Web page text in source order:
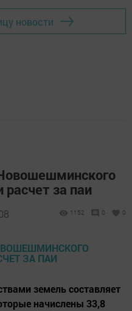
новости
за паи
1152 0 0
земель составляет
начислены 33,8